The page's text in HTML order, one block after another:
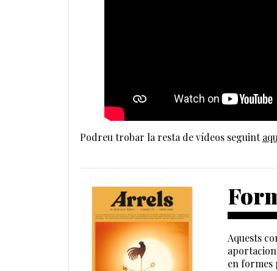
Podreu trobar la resta de vídeos seguint
Aquests
en formes